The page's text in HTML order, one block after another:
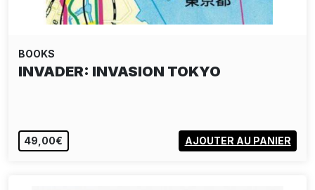
BOOKS
INVADER: INVASION TOKYO
49,00€ AJOUTER AU PANIER